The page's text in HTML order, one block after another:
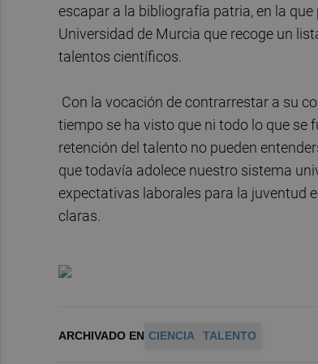
escapar a la bibliografía patria, en la
Universidad de Murcia que recoge un
talentos científicos.
Con la vocación de contrarrestar a su
tiempo se ha visto que ni todo lo que
retención del talento no pueden
que todavía adolece nuestro sistema
expectativas laborales para la juventud
claras.
ARCHIVADO EN CIENCIA TALENTO